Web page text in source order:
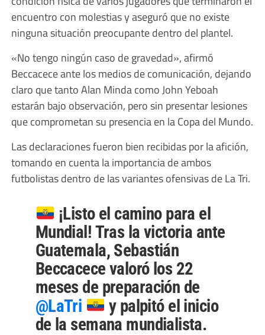
encuentro con molestias y aseguró que no existe
ninguna situación preocupante dentro del plantel.
«No tengo ningún caso de gravedad», afirmó
Beccacece ante los medios de comunicación, dejando
claro que tanto Alan Minda como John Yeboah
estarán bajo observación, pero sin presentar lesiones
que comprometan su presencia en la Copa del Mundo.
Las declaraciones fueron bien recibidas por la afición,
tomando en cuenta la importancia de ambos
futbolistas dentro de las variantes ofensivas de La Tri.
¡Listo el camino para el
Mundial! Tras la victoria ante
Guatemala, Sebastián
Beccacece valoró los 22
meses de preparación de
@LaTri
y palpitó el inicio
de la semana mundialista.